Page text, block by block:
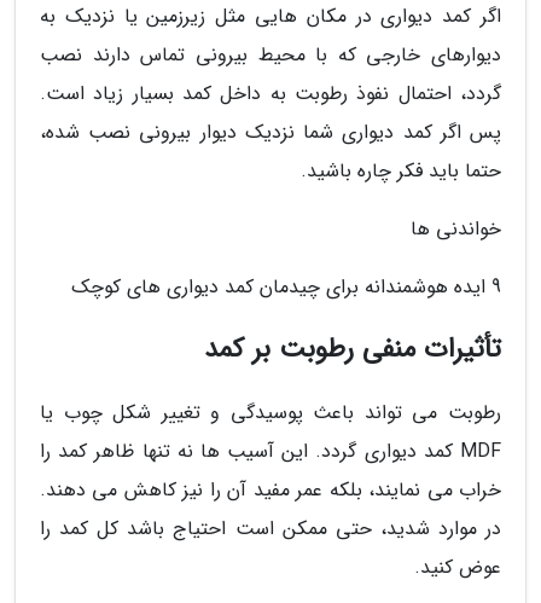
اگر کمد دیواری در مکان هایی مثل زیرزمین یا نزدیک به
دیوارهای خارجی که با محیط بیرونی تماس دارند نصب
گردد، احتمال نفوذ رطوبت به داخل کمد بسیار زیاد است.
پس اگر کمد دیواری شما نزدیک دیوار بیرونی نصب شده،
حتما باید فکر چاره باشید.
خواندنی ها
9 ایده هوشمندانه برای چیدمان کمد دیواری های کوچک
تأثیرات منفی رطوبت بر کمد
رطوبت می تواند باعث پوسیدگی و تغییر شکل چوب یا
MDF کمد دیواری گردد. این آسیب ها نه تنها ظاهر کمد را
خراب می نمایند، بلکه عمر مفید آن را نیز کاهش می دهند.
در موارد شدید، حتی ممکن است احتیاج باشد کل کمد را
عوض کنید.